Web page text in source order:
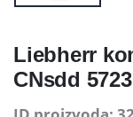
Liebherr
CNsdd 5723